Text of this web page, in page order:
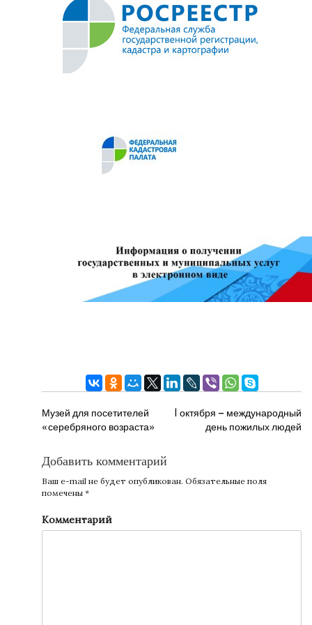
НАВИГАЦИЯ
ПО
ЗАПИСЯМ
Музей для посетителей
«серебряного возраста»
1 октября — международный
день пожилых людей
Добавить комментарий
Ваш e-mail не будет опубликован. Обязательные поля
помечены *
Комментарий